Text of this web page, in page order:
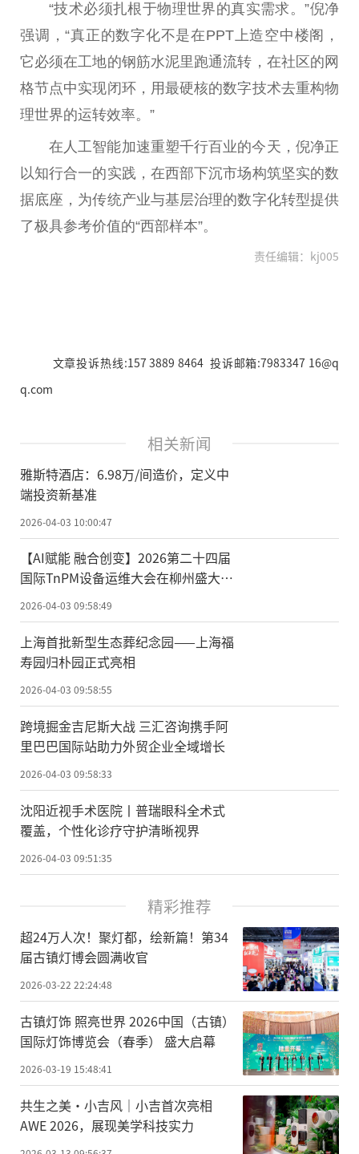
“技术必须扎根于物理世界的真实需求。”倪净
强调，“真正的数字化不是在PPT上造空中楼阁，
它必须在工地的钢筋水泥里跑通流转，在社区的网
格节点中实现闭环，用最硬核的数字技术去重构物
理世界的运转效率。”
在人工智能加速重塑千行百业的今天，倪净正
以知行合一的实践，在西部下沉市场构筑坚实的数
据底座，为传统产业与基层治理的数字化转型提供
了极具参考价值的“西部样本”。
责任编辑：kj005
文章投诉热线:157 3889 8464 投诉邮箱:7983347 16@q
q.com
相关新闻
雅斯特酒店：6.98万/间造价，定义中
端投资新基准
2026-04-03 10:00:47
【AI赋能 融合创变】2026第二十四届
国际TnPM设备运维大会在柳州盛大召
开！
2026-04-03 09:58:49
上海首批新型生态葬纪念园——上海福
寿园归朴园正式亮相
2026-04-03 09:58:55
跨境掘金吉尼斯大战 三汇咨询携手阿
里巴巴国际站助力外贸企业全域增长
2026-04-03 09:58:33
沈阳近视手术医院丨普瑞眼科全术式
覆盖，个性化诊疗守护清晰视界
2026-04-03 09:51:35
精彩推荐
超24万人次！聚灯都，绘新篇！第34
届古镇灯博会圆满收官
2026-03-22 22:24:48
古镇灯饰 照亮世界 2026中国（古镇）
国际灯饰博览会（春季） 盛大启幕
2026-03-19 15:48:41
共生之美·小吉风｜小吉首次亮相
AWE 2026，展现美学科技实力